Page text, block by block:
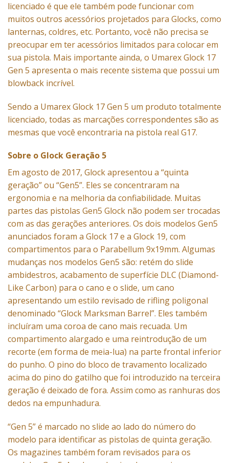
licenciado é que ele também pode funcionar com
muitos outros acessórios projetados para Glocks, como
lanternas, coldres, etc. Portanto, você não precisa se
preocupar em ter acessórios limitados para colocar em
sua pistola. Mais importante ainda, o Umarex Glock 17
Gen 5 apresenta o mais recente sistema que possui um
blowback incrível.
Sendo a Umarex Glock 17 Gen 5 um produto totalmente
licenciado, todas as marcações correspondentes são as
mesmas que você encontraria na pistola real G17.
Sobre o Glock Geração 5
Em agosto de 2017, Glock apresentou a “quinta
geração” ou “Gen5”. Eles se concentraram na
ergonomia e na melhoria da confiabilidade. Muitas
partes das pistolas Gen5 Glock não podem ser trocadas
com as das gerações anteriores. Os dois modelos Gen5
anunciados foram a Glock 17 e a Glock 19, com
compartimentos para o Parabellum 9x19mm. Algumas
mudanças nos modelos Gen5 são: retém do slide
ambidestros, acabamento de superfície DLC (Diamond-
Like Carbon) para o cano e o slide, um cano
apresentando um estilo revisado de rifling poligonal
denominado “Glock Marksman Barrel”. Eles também
incluíram uma coroa de cano mais recuada. Um
compartimento alargado e uma reintrodução de um
recorte (em forma de meia-lua) na parte frontal inferior
do punho. O pino do bloco de travamento localizado
acima do pino do gatilho que foi introduzido na terceira
geração é deixado de fora. Assim como as ranhuras dos
dedos na empunhadura.
“Gen 5” é marcado no slide ao lado do número do
modelo para identificar as pistolas de quinta geração.
Os magazines também foram revisados para os